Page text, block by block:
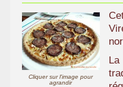
Cliquer sur l'image pour
agrandir